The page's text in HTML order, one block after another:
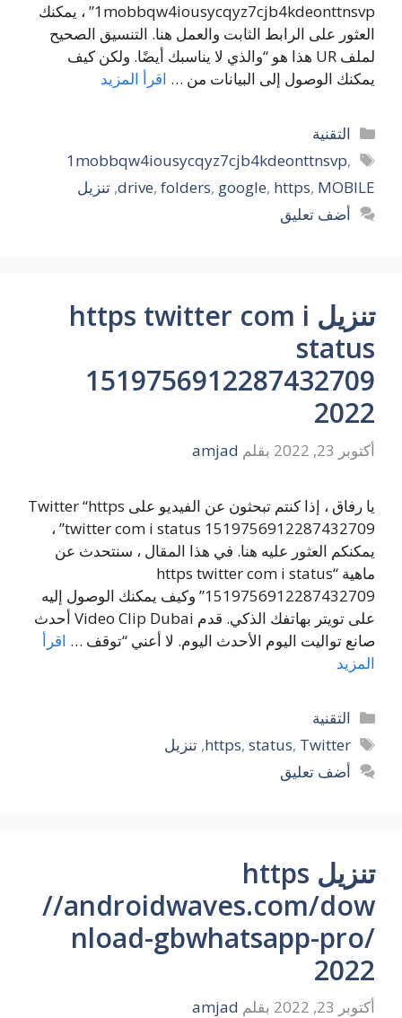
1mobbqw4iousycqyz7cjb4kdeonttnsvp” ، يمكنك
العثور على الرابط الثابت والعمل هنا. التنسيق الصحيح
لملف UR هذا هو “والذي لا يناسبك أيضًا. ولكن كيف
يمكنك الوصول إلى البيانات من … اقرأ المزيد
التصنيفات
التقنية
الوسوم
1mobbqw4iousycqyz7cjb4kdeonttnsvp,
drive, folders, google, https, MOBILE
, تنزيل
أضف تعليق
تنزيل https twitter com i
status
1519756912287432709
2022
أكتوبر 23, 2022 بقلم amjad
يا رفاق ، إذا كنتم تبحثون عن الفيديو على Twitter “https
twitter com i status 1519756912287432709” ،
يمكنكم العثور عليه هنا. في هذا المقال ، سنتحدث عن
ماهية “https twitter com i status
1519756912287432709” وكيف يمكنك الوصول إليه
على تويتر بهاتفك الذكي. قدم Video Clip Dubai أحدث
صانع تواليت اليوم الأحدث اليوم. لا أعني “توقف … اقرأ
المزيد
التصنيفات
التقنية
الوسوم
https, status, Twitter
,تنزيل
أضف تعليق
تنزيل https
//androidwaves.com/dow
nload-gbwhatsapp-pro/
2022
أكتوبر 23, 2022 بقلم amjad